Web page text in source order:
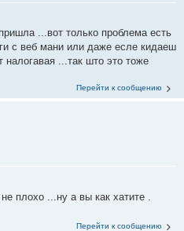
...вот только проблема есть
с веб мани или даже есле кидаеш
налогавая ...так што это тоже
Перейти к сообщению
плохо ...ну а вы как хатите .
Перейти к сообщению